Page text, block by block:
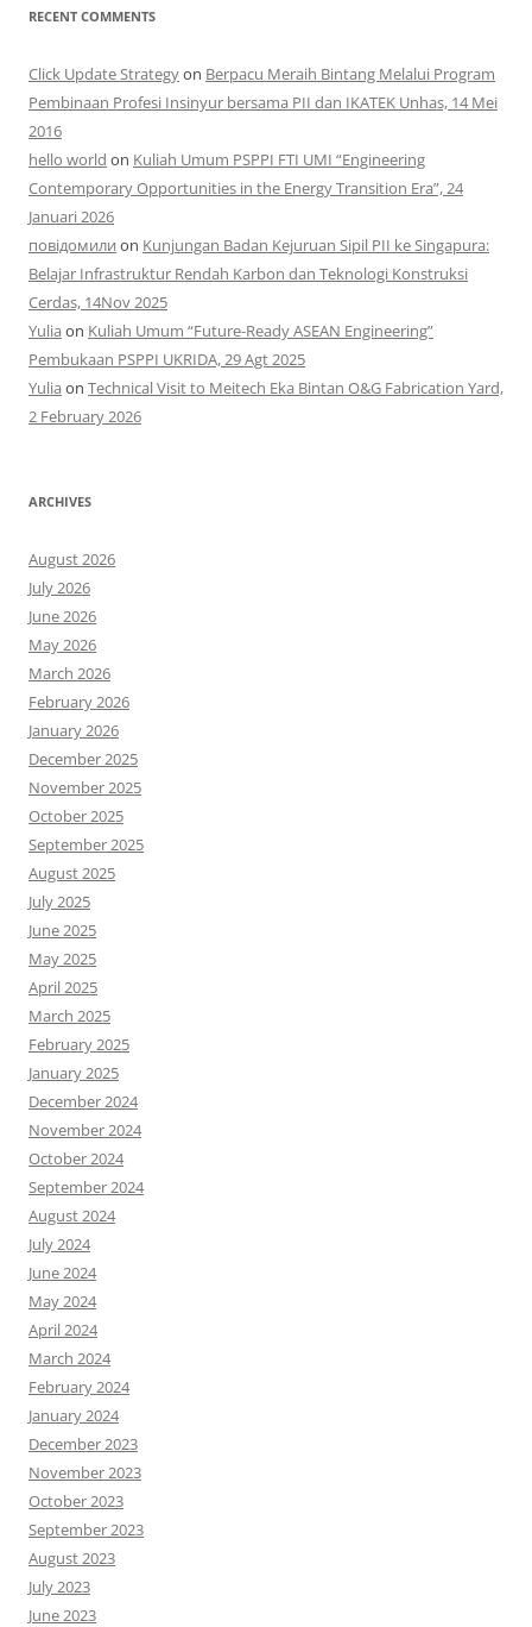
RECENT COMMENTS
Click Update Strategyon Berpacu Meraih Bintang Melalui Program
Pembinaan Profesi Insinyur bersama PII dan IKATEK Unhas, 14 Mei
2016
hello world on Kuliah Umum PSPPI FTI UMI “Engineering
Contemporary Opportunities in the Energy Transition Era”, 24
Januari 2026
повідомили on Kunjungan Badan Kejuruan Sipil PII ke Singapura:
Belajar Infrastruktur Rendah Karbon dan Teknologi Konstruksi
Cerdas, 14Nov 2025
Yulia on Kuliah Umum “Future-Ready ASEAN Engineering”
Pembukaan PSPPI UKRIDA, 29 Agt 2025
Yulia on Technical Visit to Meitech Eka Bintan O&G Fabrication Yard,
2 February 2026
ARCHIVES
August 2026
July 2026
June 2026
May 2026
March 2026
February 2026
January 2026
December 2025
November 2025
October 2025
September 2025
August 2025
July 2025
June 2025
May 2025
April 2025
March 2025
February 2025
January 2025
December 2024
November 2024
October 2024
September 2024
August 2024
July 2024
June 2024
May 2024
April 2024
March 2024
February 2024
January 2024
December 2023
November 2023
October 2023
September 2023
August 2023
July 2023
June 2023